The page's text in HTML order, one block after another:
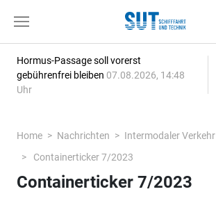
Hormus-Passage soll vorerst
gebührenfrei bleiben 07.08.2026, 14:48
Uhr
Home Nachrichten
Intermodaler Verkehr
Containerticker 7/2023
Containerticker 7/2023